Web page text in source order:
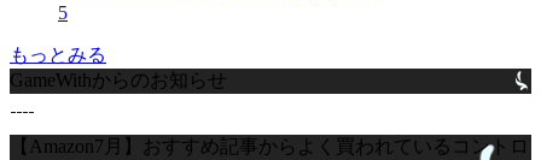
5
もっとみる
GameWithからのお知らせ
【Amazon7月】おすすめ記事からよく買われているコントロ